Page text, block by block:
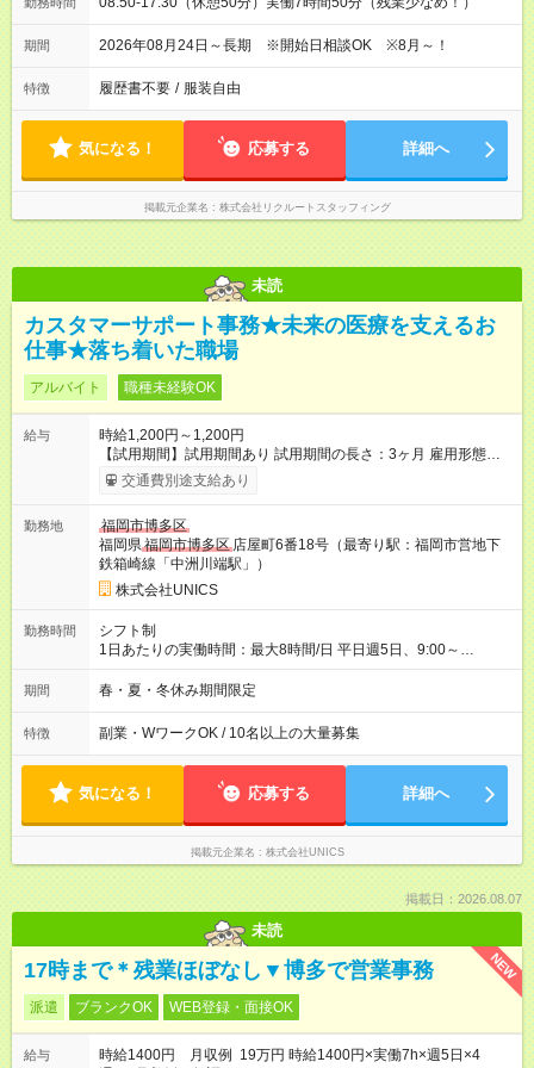
期間 2026年08月24日～長期 ※開始日相談OK ※8月～！
特徴 履歴書不要 / 服装自由
気になる！ 応募する 詳細へ
掲載元企業名 株式会社リクルートスタッフィング
未読
カスタマーサポート事務★未来の医療を支えるお
仕事★落ち着いた職場
アルバイト 職種未経験OK
給与
時給1,200円～1,200円
【試用期間】試用期間あり 試用期間の長さ：3ヶ月 雇用形態、
給与は本採用時と同じです。
交通費別途支給あり
勤務地
福岡市博多区
福岡県福岡市博多区 店屋町6番18号（最寄り駅：福岡市営地下
鉄箱崎線「中洲川端駅」）
株式会社UNICS
勤務時間
シフト制
1日あたりの実働時間：最大8時間/日 平日週5日、9:00～
17:30（実働7.5時間）が基本です。 ※基本は土日祝休み 業務に
慣れてきましたら、9:00～20:00間のシフト勤務や、 土曜出勤
日制は維持されますのでご安心ください。 勤務時間はご希望を
考慮します。お気軽にご相談ください。
期間 春・夏・冬休み期間限定
特徴 副業・WワークOK / 10名以上の大量募集
気になる！ 応募する 詳細へ
掲載元企業名 株式会社UNICS
掲載日：2026.08.07
未読
NEW
17時まで＊残業ほぼなし▼博多で営業事務
派遣 ブランクOK WEB登録・面接OK
給与
時給1400円 月収例 19万円 時給1400円×実働7h×週5日×4